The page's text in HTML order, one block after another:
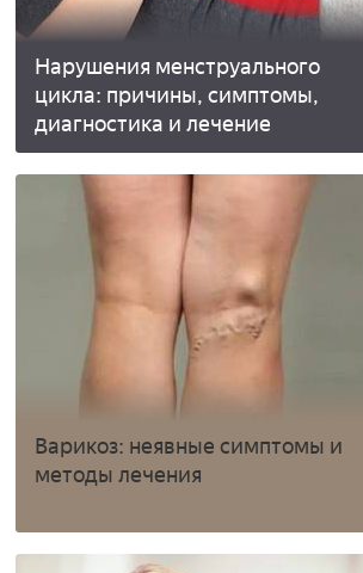
Нарушения менструального
цикла: причины, симптомы,
диагностика и лечение
Варикоз: неявные симптомы и
методы лечения